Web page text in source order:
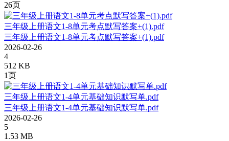
26页
三年级上册语文1-8单元考点默写答案+(1).pdf
三年级上册语文1-8单元考点默写答案+(1).pdf
2026-02-26
4
512 KB
1页
三年级上册语文1-4单元基础知识默写单.pdf
三年级上册语文1-4单元基础知识默写单.pdf
2026-02-26
5
1.53 MB